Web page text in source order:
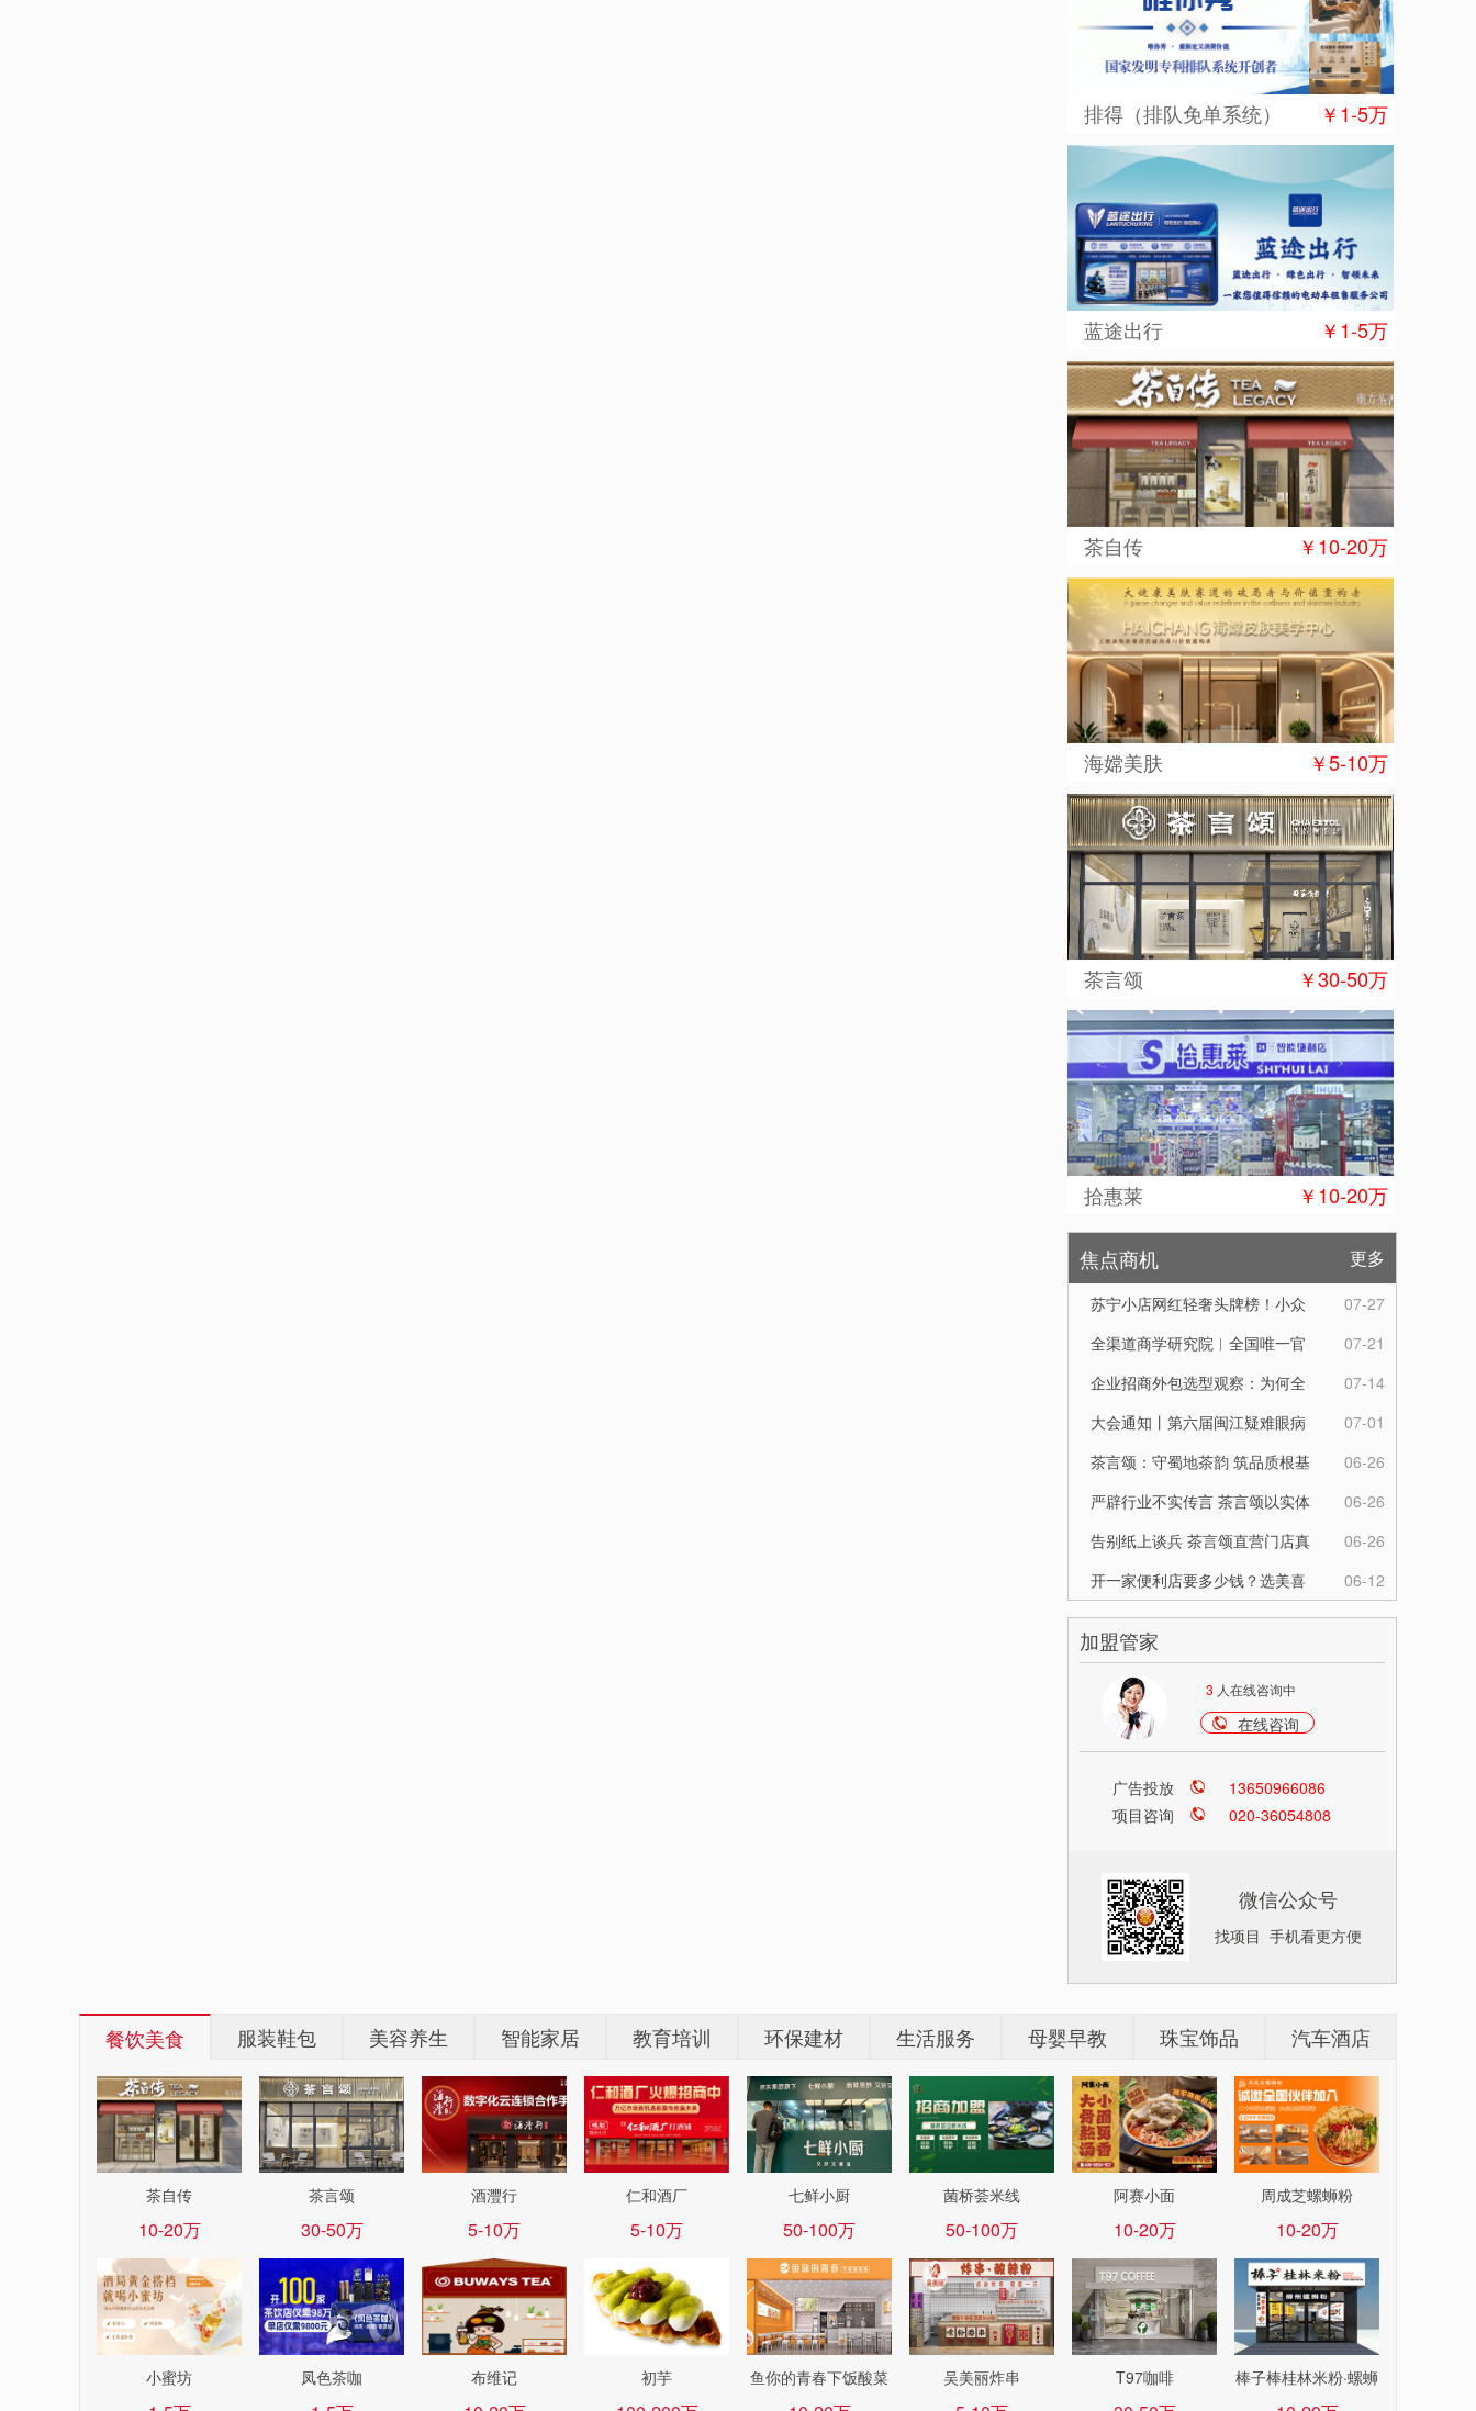
排得（排队免单系统） ￥1-5万
蓝途出行 ￥1-5万
茶自传 ￥10-20万
海嫦美肤 ￥5-10万
茶言颂 ￥30-50万
拾惠莱 ￥10-20万
焦点商机 更多
苏宁小店网红轻奢头牌榜！小众
好物潮流爆款，解锁精致邻里生
活
07-27
全渠道商学研究院︱全国唯一官
方服务热线︱全国唯一指定官方
联系电话
07-21
企业招商外包选型观察：为何全
渠道商学研究院成行业优选合作
伙伴
07-14
大会通知丨第六届闽江疑难眼病
学习班即将在榕举办，精彩亮点
先睹为快
07-01
茶言颂：守蜀地茶韵 筑品质根基
赋创业者新机
06-26
严辟行业不实传言 茶言颂以实体
全链实力证长期发展初心
06-26
告别纸上谈兵 茶言颂直营门店真
实经营数据公开
06-26
开一家便利店要多少钱？选美喜
福，低成本低风险开启创业路
06-12
加盟管家
3 人在线咨询中
在线咨询
广告投放
13650966086
项目咨询
020-36054808
微信公众号
找项目 手机看更方便
餐饮美食 服装鞋包 美容养生 智能家居 教育培训 环保建材 生活服务 母婴早教 珠宝饰品 汽车酒店
茶自传
10-20万
茶言颂
30-50万
酒灃行
5-10万
仁和酒厂
5-10万
七鲜小厨
50-100万
菌桥荟米线
50-100万
阿赛小面
10-20万
周成芝螺蛳粉
10-20万
小蜜坊 凤色茶咖 布维记 初芋
鱼你的青春下饭酸菜
吴美丽炸串 T97咖啡
棒子棒桂林米粉·螺蛳